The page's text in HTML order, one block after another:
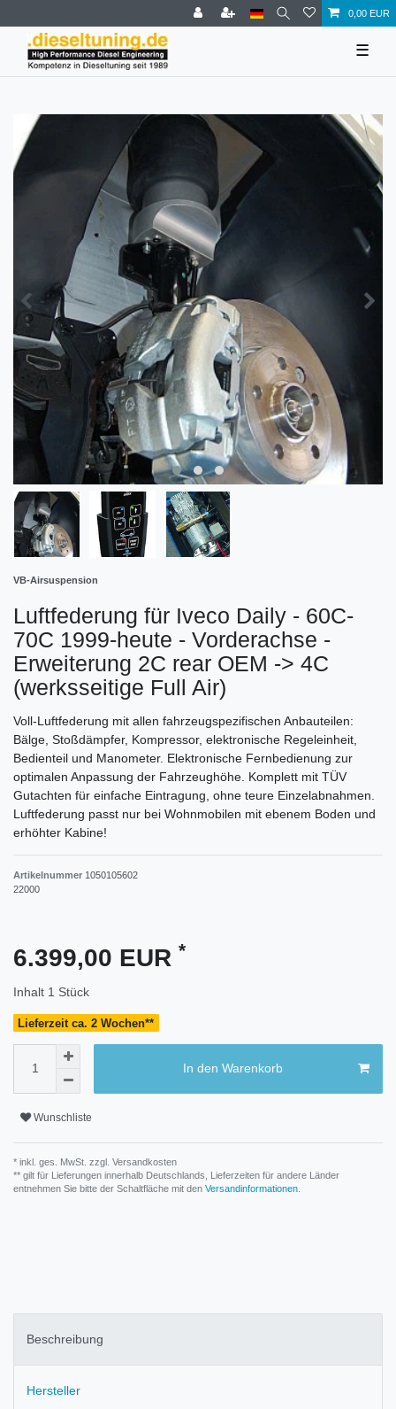
0,00 EUR
☰
VB-Airsuspension
Luftfederung für Iveco Daily - 60C-
70C 1999-heute - Vorderachse -
Erweiterung 2C rear OEM -> 4C
(werksseitige Full Air)
Voll-Luftfederung mit allen fahrzeugspezifischen Anbauteilen:
Bälge, Stoßdämpfer, Kompressor, elektronische Regeleinheit,
Bedienteil und Manometer. Elektronische Fernbedienung zur
optimalen Anpassung der Fahrzeughöhe. Komplett mit TÜV
Gutachten für einfache Eintragung, ohne teure Einzelabnahmen.
Luftfederung passt nur bei Wohnmobilen mit ebenem Boden und
erhöhter Kabine!
Artikelnummer 1050105602
22000
6.399,00 EUR *
Inhalt 1 Stück
Lieferzeit ca. 2 Wochen**
In den Warenkorb
Wunschliste
* inkl. ges. MwSt. zzgl. Versandkosten
** gilt für Lieferungen innerhalb Deutschlands, Lieferzeiten für andere Länder
entnehmen Sie bitte der Schaltfläche mit den Versandinformationen
Beschreibung
Hersteller